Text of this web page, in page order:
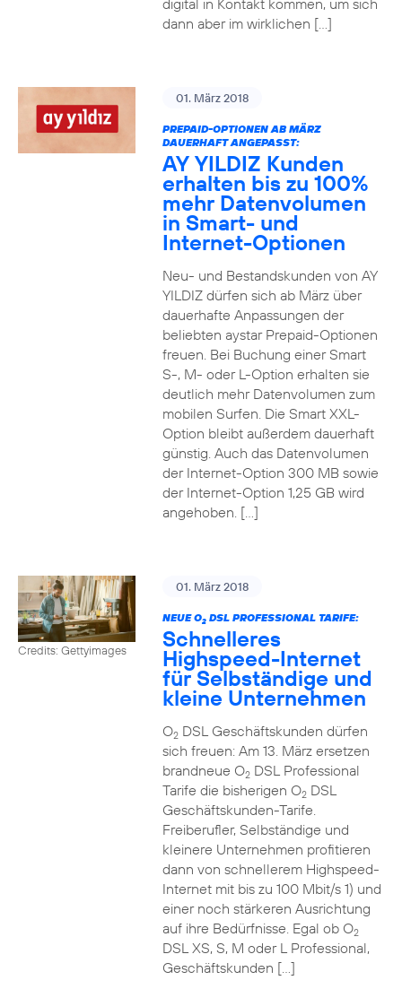
digital in Kontakt kommen, um sich
dann aber im wirklichen […]
01. März 2018
PREPAID-OPTIONEN AB MÄRZ
DAUERHAFT ANGEPASST:
AY YILDIZ Kunden
erhalten bis zu 100%
mehr Datenvolumen
in Smart- und
Internet-Optionen
Neu- und Bestandskunden von AY
YILDIZ dürfen sich ab März über
dauerhafte Anpassungen der
beliebten aystar Prepaid-Optionen
freuen. Bei Buchung einer Smart
S-, M- oder L-Option erhalten sie
deutlich mehr Datenvolumen zum
mobilen Surfen. Die Smart XXL-
Option bleibt außerdem dauerhaft
günstig. Auch das Datenvolumen
der Internet-Option 300 MB sowie
der Internet-Option 1,25 GB wird
angehoben. […]
Credits: Gettyimages
01. März 2018
NEUE O2DSL PROFESSIONAL TARIFE:
Schnelleres
Highspeed-Internet
für Selbständige und
kleine Unternehmen
O2DSL Geschäftskunden dürfen
sich freuen: Am 13. März ersetzen
brandneue O2DSL Professional
Tarife die bisherigen O2DSL
Geschäftskunden-Tarife.
Freiberufler, Selbständige und
kleinere Unternehmen profitieren
dann von schnellerem Highspeed-
Internet mit bis zu 100 Mbit/s 1) und
einer noch stärkeren Ausrichtung
auf ihre Bedürfnisse. Egal ob O2
DSL XS, S, M oder L Professional,
Geschäftskunden […]